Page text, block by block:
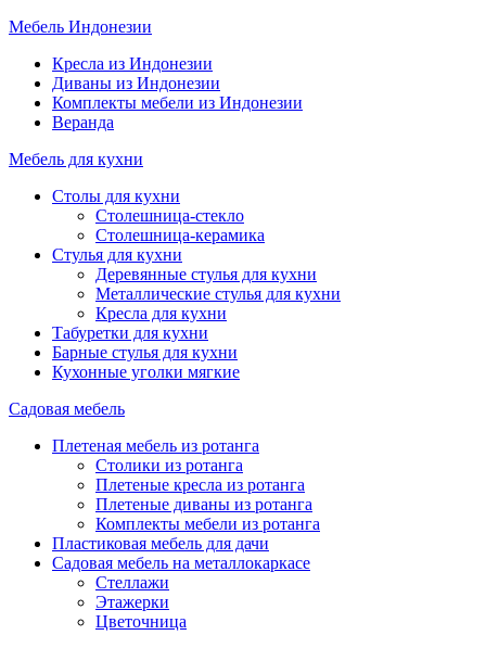
Мебель Индонезии
Кресла из Индонезии
Диваны из Индонезии
Комплекты мебели из Индонезии
Веранда
Мебель для кухни
Столы для кухни
Столешница-стекло
Столешница-керамика
Стулья для кухни
Деревянные стулья для кухни
Металлические стулья для кухни
Кресла для кухни
Табуретки для кухни
Барные стулья для кухни
Кухонные уголки мягкие
Садовая мебель
Плетеная мебель из ротанга
Столики из ротанга
Плетеные кресла из ротанга
Плетеные диваны из ротанга
Комплекты мебели из ротанга
Пластиковая мебель для дачи
Садовая мебель на металлокаркасе
Стеллажи
Этажерки
Цветочница